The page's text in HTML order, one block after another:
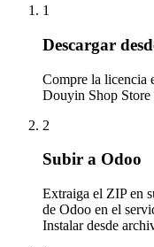
1
Descargar
Compre la licencia
Douyin Shop Store
2
Subir a Odoo
Extraiga el ZIP en
de Odoo en el
Instalar desde